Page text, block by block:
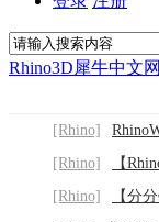
Rhino3D犀牛中文网
[Rhino]
[Rhino]
【
[Rhino]
【分